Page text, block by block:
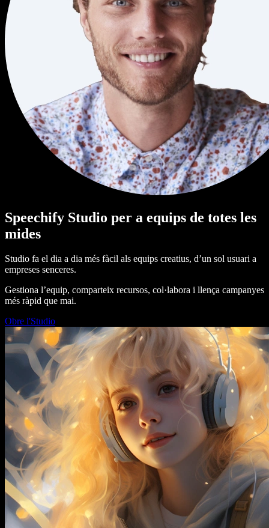
Speechify Studio per a equips de totes les
mides
Studio fa el dia a dia més fàcil als equips creatius, d’un sol usuari a
empreses senceres.
Gestiona l’equip, comparteix recursos, col·labora i llença campanyes
més ràpid que mai.
Obre l'Studio